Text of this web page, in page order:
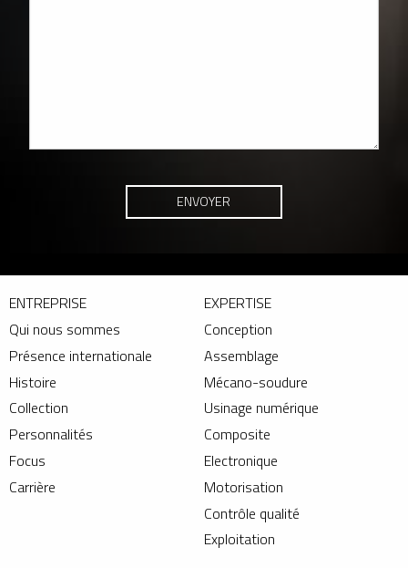
ENTREPRISE
Qui nous sommes
Présence internationale
Histoire
Collection
Personnalités
Focus
Carrière
EXPERTISE
Conception
Assemblage
Mécano-soudure
Usinage numérique
Composite
Electronique
Motorisation
Contrôle qualité
Exploitation